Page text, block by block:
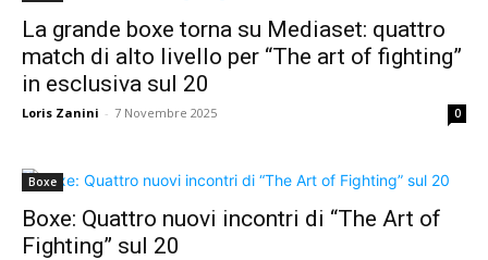
La grande boxe torna su Mediaset: quattro
match di alto livello per “The art of fighting”
in esclusiva sul 20
Loris Zanini - 7 Novembre 2025 0
Boxe
Boxe: Quattro nuovi incontri di “The Art of
Fighting” sul 20